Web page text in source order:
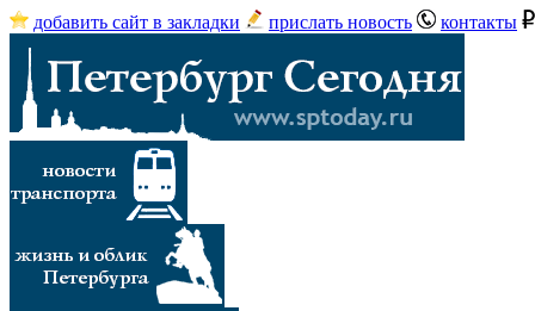
добавить сайт в закладки прислать новость контакты